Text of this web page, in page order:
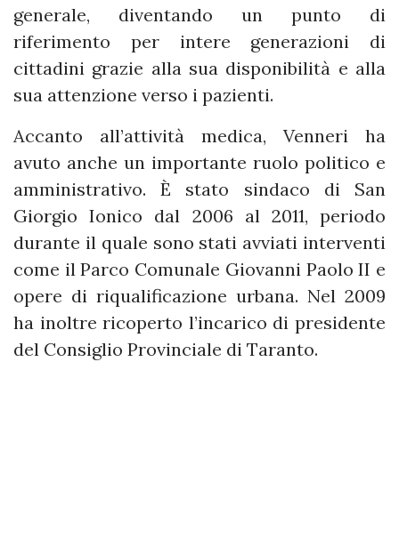
generale, diventando un punto di
riferimento per intere generazioni di
cittadini grazie alla sua disponibilità e alla
sua attenzione verso i pazienti.
Accanto all’attività medica, Venneri ha
avuto anche un importante ruolo politico e
amministrativo. È stato sindaco di San
Giorgio Ionico dal 2006 al 2011, periodo
durante il quale sono stati avviati interventi
come il Parco Comunale Giovanni Paolo II e
opere di riqualificazione urbana. Nel 2009
ha inoltre ricoperto l’incarico di presidente
del Consiglio Provinciale di Taranto.